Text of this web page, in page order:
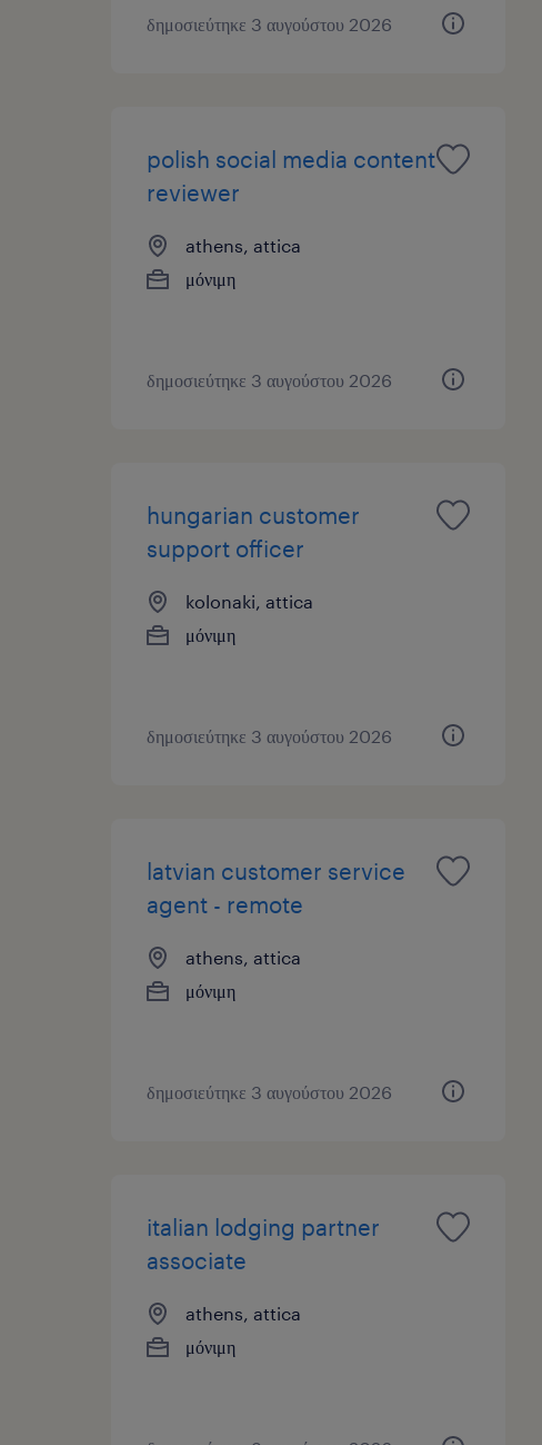
δημοσιεύτηκε 3 αυγούστου 2026
polish social media content
reviewer
athens, attica
μόνιμη
δημοσιεύτηκε 3 αυγούστου 2026
hungarian customer
support officer
kolonaki, attica
μόνιμη
δημοσιεύτηκε 3 αυγούστου 2026
latvian customer service
agent - remote
athens, attica
μόνιμη
δημοσιεύτηκε 3 αυγούστου 2026
italian lodging partner
associate
athens, attica
μόνιμη